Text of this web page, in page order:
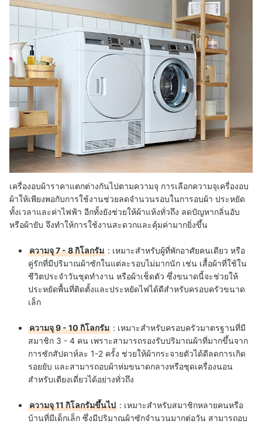
เครื่องอบผ้าราคาแตกต่างกันไปตามความจุ การเลือกความจุเครื่องอบ
ผ้าให้เพียงพอกับการใช้งานช่วยลดจำนวนรอบในการอบผ้า ประหยัด
ทั้งเวลาและค่าไฟฟ้า อีกทั้งยังช่วยให้ผ้าแห้งทั่วถึง ลดปัญหากลิ่นอับ
หรือผ้ายับ จึงทำให้การใช้งานสะดวกและคุ้มค่ามากยิ่งขึ้น
ความจุ 7 - 8 กิโลกรัม : เหมาะสำหรับผู้ที่พักอาศัยคนเดียว หรือ
คู่รักที่มีปริมาณผ้าซักในแต่ละรอบไม่มากนัก เช่น เสื้อผ้าที่ใช้ใน
ชีวิตประจำวันชุดทำงาน หรือผ้าเช็ดตัว ซึ่งขนาดนี้จะช่วยให้
ประหยัดพื้นที่ติดตั้งและประหยัดไฟได้ดีสำหรับครอบครัวขนาด
เล็ก
ความจุ 9 - 10 กิโลกรัม : เหมาะสำหรับครอบครัวมาตรฐานที่มี
สมาชิก 3 - 4 คน เพราะสามารถรองรับปริมาณผ้าที่มากขึ้นจาก
การซักสัปดาห์ละ 1-2 ครั้ง ช่วยให้ผ้ากระจายตัวได้ดีลดการเกิด
รอยยับ และสามารถอบผ้าห่มขนาดกลางหรือชุดเครื่องนอน
สำหรับเตียงเดี่ยวได้อย่างทั่วถึง
ความจุ 11 กิโลกรัมขึ้นไป : เหมาะสำหรับสมาชิกหลายคนหรือ
บ้านที่มีเด็กเล็ก ซึ่งมีปริมาณผ้าซักจำนวนมากต่อวัน สามารถอบ